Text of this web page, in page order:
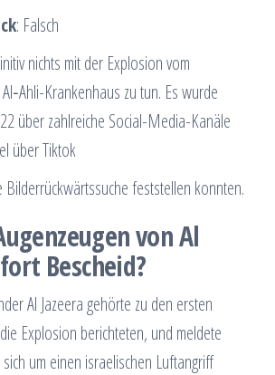
: Falsch
nichts mit der Explosion vom
Krankenhaus zu tun. Es wurde
über zahlreiche Social-Media-Kanäle
über Tiktok
feststellen konnten.
von Al
Bescheid?
Al Jazeera gehörte zu den ersten
Explosion berichteten, und meldete
um einen israelischen Luftangriff